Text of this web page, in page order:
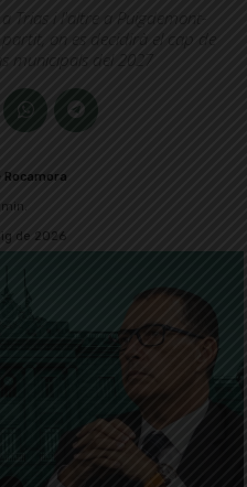
Trias i l'altre a Puigdemont-
on es decidirà el cap de
municipals del 2027
Rocamora
min.
de 2026